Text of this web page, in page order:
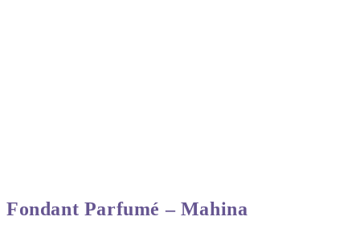
Fondant Parfumé – Mahina